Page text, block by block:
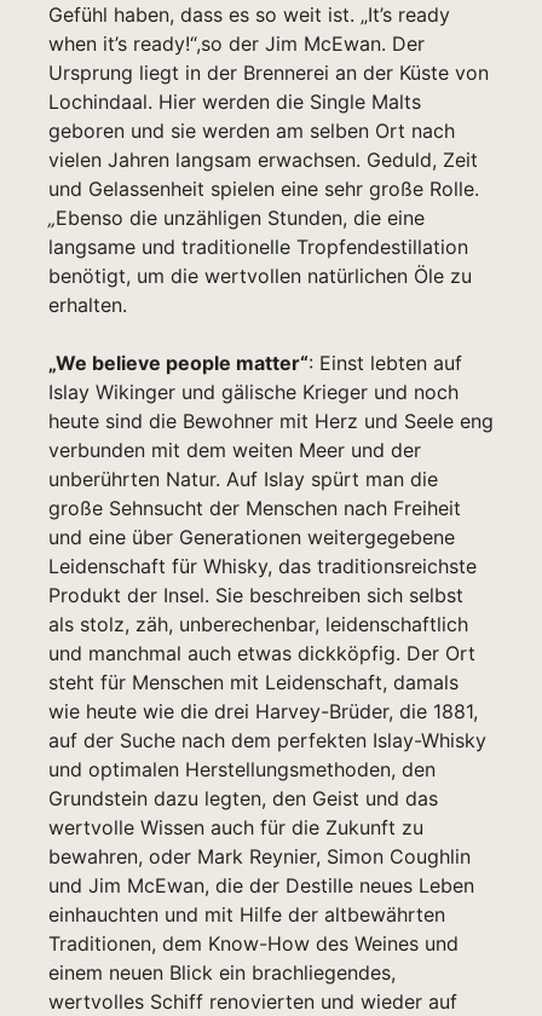
Gefühl haben, dass es so weit ist. „It’s ready
when it’s ready!“,so der Jim McEwan. Der
Ursprung liegt in der Brennerei an der Küste von
Lochindaal. Hier werden die Single Malts
geboren und sie werden am selben Ort nach
vielen Jahren langsam erwachsen. Geduld, Zeit
und Gelassenheit spielen eine sehr große Rolle.
„Ebenso die unzähligen Stunden, die eine
langsame und traditionelle Tropfendestillation
benötigt, um die wertvollen natürlichen Öle zu
erhalten.
„We believe people matter“: Einst lebten auf
Islay Wikinger und gälische Krieger und noch
heute sind die Bewohner mit Herz und Seele eng
verbunden mit dem weiten Meer und der
unberührten Natur. Auf Islay spürt man die
große Sehnsucht der Menschen nach Freiheit
und eine über Generationen weitergegebene
Leidenschaft für Whisky, das traditionsreichste
Produkt der Insel. Sie beschreiben sich selbst
als stolz, zäh, unberechenbar, leidenschaftlich
und manchmal auch etwas dickköpfig. Der Ort
steht für Menschen mit Leidenschaft, damals
wie heute wie die drei Harvey-Brüder, die 1881,
auf der Suche nach dem perfekten Islay-Whisky
und optimalen Herstellungsmethoden, den
Grundstein dazu legten, den Geist und das
wertvolle Wissen auch für die Zukunft zu
bewahren, oder Mark Reynier, Simon Coughlin
und Jim McEwan, die der Destille neues Leben
einhauchten und mit Hilfe der altbewährten
Traditionen, dem Know-How des Weines und
einem neuen Blick ein brachliegendes,
wertvolles Schiff renovierten und wieder auf